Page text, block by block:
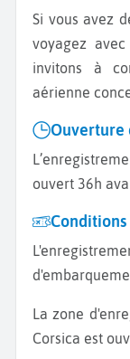
Si vous avez des bagages hors gabarit, spéciaux ou
voyagez
invitons à
aérienne
Ouverture
L’enregistrement en ligne sur le site d'Air Corsica est
ouvert 36h
L'enregistrement avec l'édition des cartes
La zone d'enregistrement et de dépôt bagages d'Air
Corsica est